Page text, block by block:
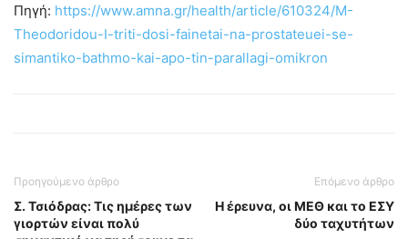
Πηγή: https://www.amna.gr/health/article/610324/M-
Theodoridou-I-triti-dosi-fainetai-na-prostateuei-se-
simantiko-bathmo-kai-apo-tin-parallagi-omikron
Προηγούμενο άρθρο
Σ. Τσιόδρας: Τις ημέρες των
γιορτών είναι πολύ
Επόμενο άρθρο
Η έρευνα, οι ΜΕΘ και το ΕΣΥ
δύο ταχυτήτων